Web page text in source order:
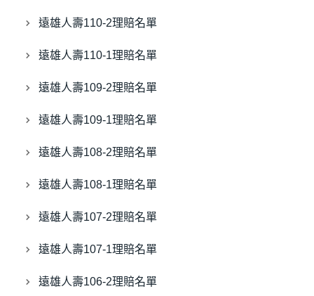
行政院減免學雜費
不利處境學生助學金
學生團體保險
生活助學金
緊急紓困助學金
就學貸款
學生申訴服務
懷孕學生輔導資源
學生請假
遠雄人壽110-2理賠名單
遠雄人壽110-1理賠名單
遠雄人壽109-2理賠名單
遠雄人壽109-1理賠名單
遠雄人壽108-2理賠名單
遠雄人壽108-1理賠名單
遠雄人壽107-2理賠名單
遠雄人壽107-1理賠名單
遠雄人壽106-2理賠名單